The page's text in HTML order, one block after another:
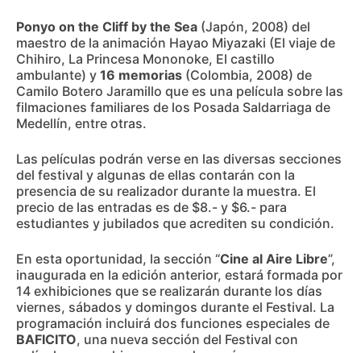
Ponyo on the Cliff by the Sea (Japón, 2008) del
maestro de la animación Hayao Miyazaki (El viaje de
Chihiro, La Princesa Mononoke, El castillo
ambulante) y 16 memorias (Colombia, 2008) de
Camilo Botero Jaramillo que es una película sobre las
filmaciones familiares de los Posada Saldarriaga de
Medellín, entre otras.
Las películas podrán verse en las diversas secciones
del festival y algunas de ellas contarán con la
presencia de su realizador durante la muestra. El
precio de las entradas es de $8.- y $6.- para
estudiantes y jubilados que acrediten su condición.
En esta oportunidad, la sección “Cine al Aire Libre”,
inaugurada en la edición anterior, estará formada por
14 exhibiciones que se realizarán durante los días
viernes, sábados y domingos durante el Festival. La
programación incluirá dos funciones especiales de
BAFICITO, una nueva sección del Festival con